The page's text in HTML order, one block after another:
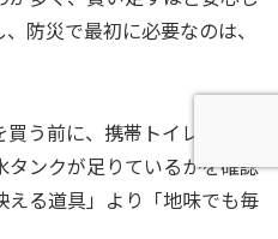
防災で最初に必要なのは、
う前に、携帯トイレ、ライ
タンクが足りているかを確認
える道具」より「地味でも毎